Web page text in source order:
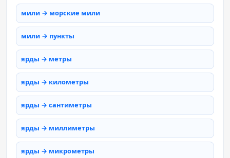
мили → морские мили
мили → пункты
ярды → метры
ярды → километры
ярды → сантиметры
ярды → миллиметры
ярды → микрометры